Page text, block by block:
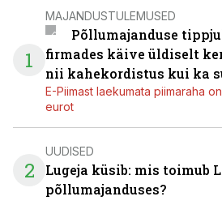
1
MAJANDUSTULEMUSED
Põllumajanduse
firmades käive üldiselt
nii kahekordistus kui ka
E-Piimast laekumata piimaraha
eurot
2
UUDISED
Lugeja küsib: mis toimub
põllumajanduses?